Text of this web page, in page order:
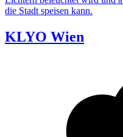
KLYO Wien